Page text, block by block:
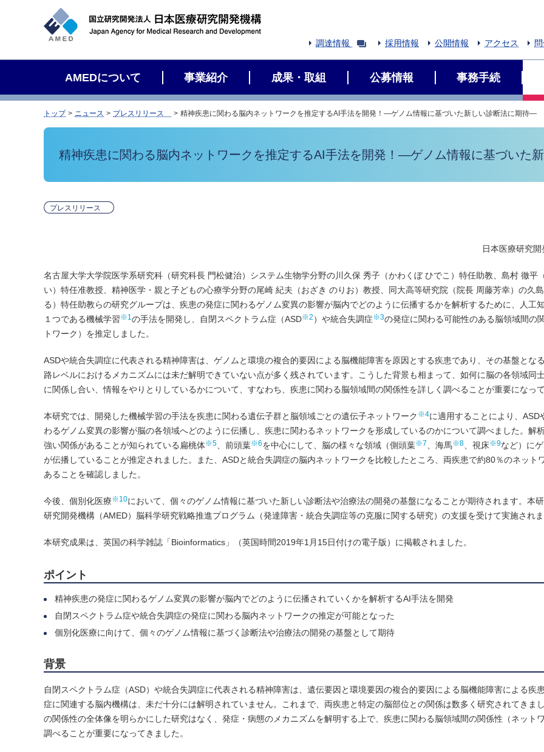
調達情報 採用情報 公開情報 アクセス
AMEDについて 事業紹介 成果・取組 公募情報 事務手続
トップ ニュース プレスリリース 精神疾患に関わる脳内ネットワークを推定するAI手法を開発！―ゲノム情報に基づいた新しい診断法に期待―
精神疾患に関わる脳内ネットワークを推定するAI手法を開発！―ゲノム情報に基づいた
プレスリリース
日本医療研究
名古屋大学大学院医学系研究科（研究科長 門松健治）システム生物学分野の川久保 秀子（かわくぼ ひでこ）特任助教、島村 徹平
い）特任准教授、精神医学・親と子どもの心療学分野の尾崎 紀夫（おざき のりお）教授、同大高等研究院（院長 周藤芳幸）の久
る）特任助教らの研究グループは、疾患の発症に関わるゲノム変異の影響が脳内でどのように伝播するかを解析するために、人工
１つである機械学習※1の手法を開発し、自閉スペクトラム症（ASD※2 ）や統合失調症※3の発症に関わる可能性のある脳領域間の
トワーク）を推定しました。
ASDや統合失調症に代表される精神障害は、ゲノムと環境の複合的要因による脳機能障害を原因とする疾患であり、その基盤とな
路レベルにおけるメカニズムには未だ解明できていない点が多く残されています。こうした背景も相まって、如何に脳の各領域同
に関係し合い、情報をやりとりしているかについて、すなわち、疾患に関わる脳領域間の関係性を詳しく調べることが重要になっ
本研究では、開発した機械学習の手法を疾患に関わる遺伝子群と脳領域ごとの遺伝子ネットワーク ※4に適用することにより、ASD
わるゲノム変異の影響が脳の各領域へどのように伝播し、疾患に関わるネットワークを形成しているのかについて調べました。解
強い関係があることが知られている扁桃体※5、前頭葉※6を中心にして、脳の様々な領域（側頭葉※7、海馬※8、視床※9など）に
が伝播していることが推定されました。また、ASDと統合失調症の脳内ネットワークを比較したところ、両疾患で約80％のネット
あることを確認しました。
今後、個別化医療※10において、個々のゲノム情報に基づいた新しい診断法や治療法の開発の基盤になることが期待されます。本
研究開発機構（AMED）脳科学研究戦略推進プログラム（発達障害・統合失調症等の克服に関する研究）の支援を受けて実施され
本研究成果は、英国の科学雑誌「Bioinformatics」（英国時間2019年1月15日付けの電子版）に掲載されました。
ポイント
精神疾患の発症に関わるゲノム変異の影響が脳内でどのように伝播されていくかを解析するAI手法を開発
自閉スペクトラム症や統合失調症の発症に関わる脳内ネットワークの推定が可能となった
個別化医療に向けて、個々のゲノム情報に基づく診断法や治療法の開発の基盤として期待
背景
自閉スペクトラム症（ASD）や統合失調症に代表される精神障害は、遺伝要因と環境要因の複合的要因による脳機能障害による疾
症に関連する脳内機構は、未だ十分には解明されていません。これまで、両疾患と特定の脳部位との関係は数多く研究されてきま
の関係性の全体像を明らかにした研究はなく、発症・病態のメカニズムを解明する上で、疾患に関わる脳領域間の関係性（ネット
調べることが重要になってきました。